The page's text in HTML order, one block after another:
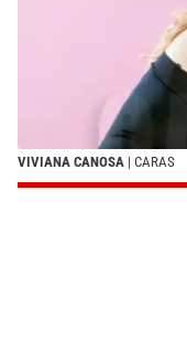
VIVIANA CANOSA | CARAS